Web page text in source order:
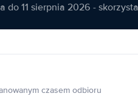
do 11 sierpnia 2026 -
czasem odbioru